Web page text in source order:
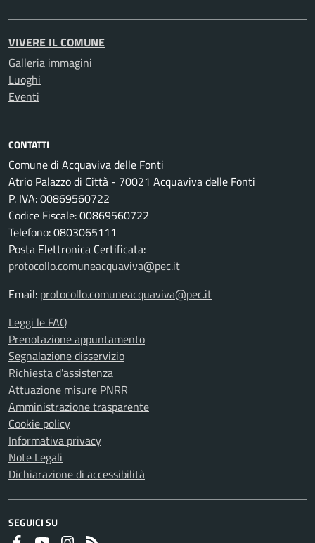
VIVERE IL COMUNE
Galleria immagini
Luoghi
Eventi
CONTATTI
Comune di Acquaviva delle Fonti
Atrio Palazzo di Città - 70021 Acquaviva delle Fonti
P. IVA: 00869560722
Codice Fiscale: 00869560722
Telefono: 0803065111
Posta Elettronica Certificata:
protocollo.comuneacquaviva@pec.it
Email: protocollo.comuneacquaviva@pec.it
Leggi le FAQ
Prenotazione appuntamento
Segnalazione disservizio
Richiesta d'assistenza
Attuazione misure PNRR
Amministrazione trasparente
Cookie policy
Informativa privacy
Note Legali
Dichiarazione di accessibilità
SEGUICI SU